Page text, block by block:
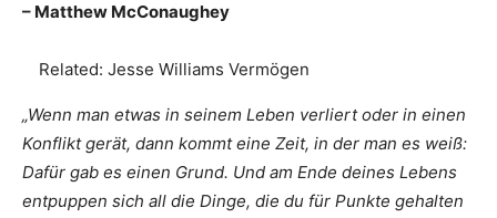
– Matthew McConaughey
Related: Jesse Williams Vermögen
„Wenn man etwas in seinem Leben verliert oder in einen
Konflikt gerät, dann kommt eine Zeit, in der man es weiß:
Dafür gab es einen Grund. Und am Ende deines Lebens
entpuppen sich all die Dinge, die du für Punkte gehalten